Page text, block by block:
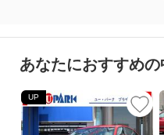
あなたにおすすめ
UP